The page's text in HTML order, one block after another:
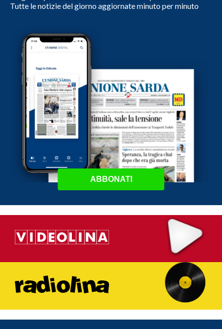
Tutte le notizie del giorno aggiornate minuto per minuto
ABBONATI